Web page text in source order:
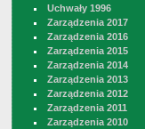
Uchwały 1996
Zarządzenia 2017
Zarządzenia 2016
Zarządzenia 2015
Zarządzenia 2014
Zarządzenia 2013
Zarządzenia 2012
Zarządzenia 2011
Zarządzenia 2010